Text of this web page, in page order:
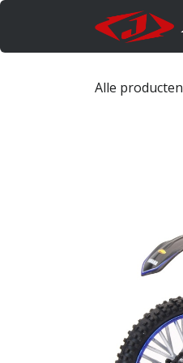
Overslaan naar inhoud
Alle producten